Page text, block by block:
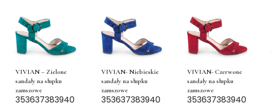
VIVIAN – Zielone
sandały na słupku
zamszowe
353637383940
VIVIAN- Niebieskie
sandały na słupku
zamszowe
353637383940
VIVIAN- Czerwone
sandały na słupku
zamszowe
353637383940